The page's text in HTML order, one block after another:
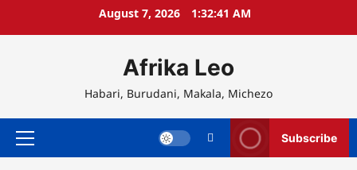
August 7, 2026 1:32:41 AM
Afrika Leo
Habari, Burudani, Makala, Michezo
Primary
Subscribe